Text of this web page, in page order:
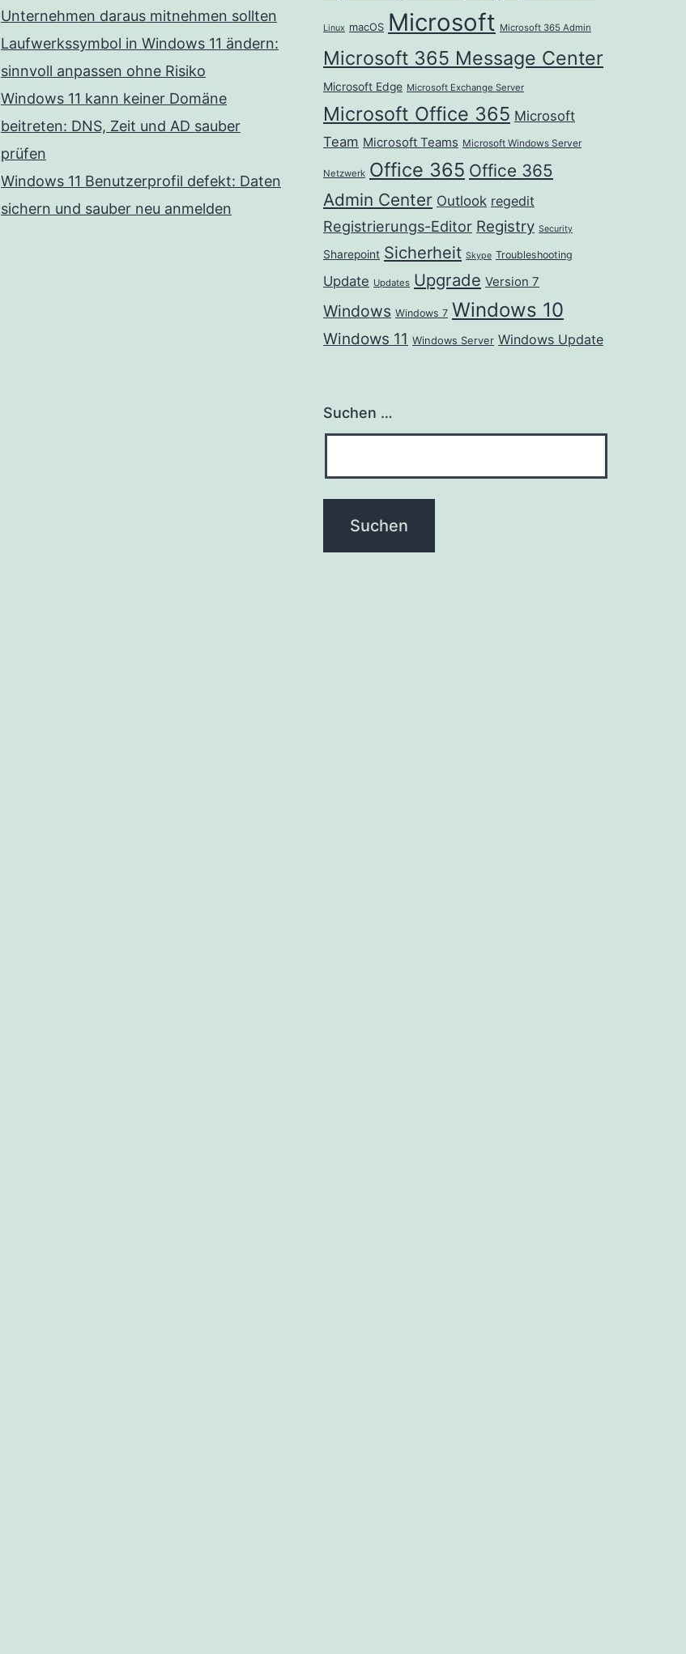
Unternehmen daraus mitnehmen sollten
Laufwerkssymbol in Windows 11 ändern:
sinnvoll anpassen ohne Risiko
Windows 11 kann keiner Domäne
beitreten: DNS, Zeit und AD sauber
prüfen
Windows 11 Benutzerprofil defekt: Daten
sichern und sauber neu anmelden
Linux macOS Microsoft Microsoft 365 Admin
Microsoft 365 Message Center
Microsoft Edge Microsoft Exchange Server
Microsoft Office 365 Microsoft
Team Microsoft Teams Microsoft Windows Server
Netzwerk Office 365 Office 365
Admin Center Outlook regedit
Registrierungs-Editor Registry Security
Sharepoint Sicherheit Skype Troubleshooting
Update Updates Upgrade Version 7
Windows Windows 7 Windows 10
Windows 11 Windows Server Windows Update
Suchen …